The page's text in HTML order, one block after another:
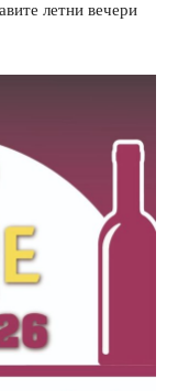
летни вечери